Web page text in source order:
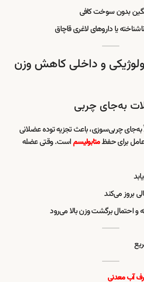
بدون سوخت کافی
یا داروهای لاغری قاچاق
و داخلی کاهش وزن
چربی‌سوزی، باعث تجزیه توده عضلانی
برای حفظمتابولیسماست. وقتی عضله
بروز می‌کند
و احتمال برگشت وزن بالا می‌رود
آب معدنی